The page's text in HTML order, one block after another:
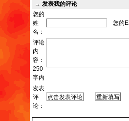
→ 发表我的评论
您的
姓
名：
您的
评论
内
容：
250
字内
发表
评
论：